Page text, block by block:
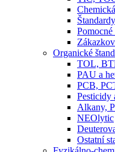
Organické
TOL,
PAU a
PCB,
Pesticidy
Alkany,
NEOlytic
Ostatní